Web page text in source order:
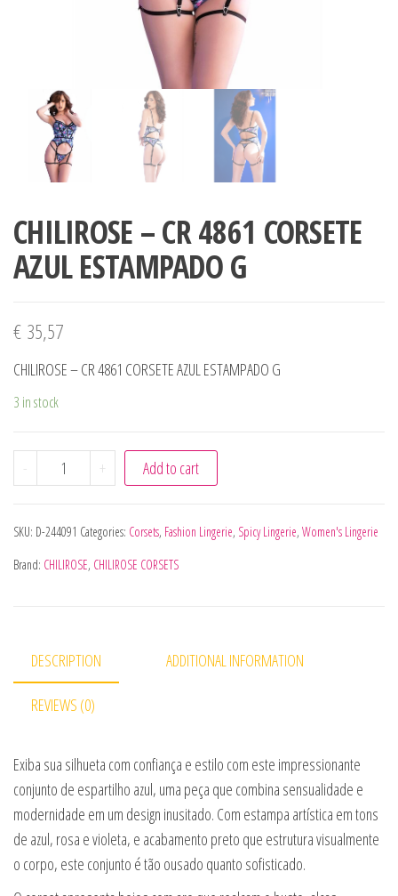
CHILIROSE – CR 4861 CORSETE
AZUL ESTAMPADO G
€ 35,57
CHILIROSE – CR 4861 CORSETE AZUL ESTAMPADO G
3 in stock
- CHILIROSE - CR 4861 CORSETE AZUL ESTAMPADO G
+ Add to cart
SKU: D-244091 Categories: Corsets, Fashion Lingerie, Spicy Lingerie, Women's Lingerie
Brand: CHILIROSE, CHILIROSE CORSETS
DESCRIPTION ADDITIONAL INFORMATION
REVIEWS (0)
Exiba sua silhueta com confiança e estilo com este impressionante
conjunto de espartilho azul, uma peça que combina sensualidade e
modernidade em um design inusitado. Com estampa artística em tons
de azul, rosa e violeta, e acabamento preto que estrutura visualmente
o corpo, este conjunto é tão ousado quanto sofisticado.